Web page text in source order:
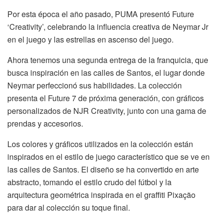
Por esta época el año pasado, PUMA presentó Future
‘Creativity’, celebrando la influencia creativa de Neymar Jr
en el juego y las estrellas en ascenso del juego.
Ahora tenemos una segunda entrega de la franquicia, que
busca inspiración en las calles de Santos, el lugar donde
Neymar perfeccionó sus habilidades. La colección
presenta el Future 7 de próxima generación, con gráficos
personalizados de NJR Creativity, junto con una gama de
prendas y accesorios.
Los colores y gráficos utilizados en la colección están
inspirados en el estilo de juego característico que se ve en
las calles de Santos. El diseño se ha convertido en arte
abstracto, tomando el estilo crudo del fútbol y la
arquitectura geométrica inspirada en el graffiti Pixação
para dar al colección su toque final.